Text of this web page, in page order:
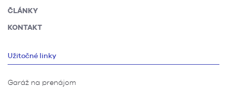
ČLÁNKY
KONTAKT
Užitočné linky
Garáž na prenájom